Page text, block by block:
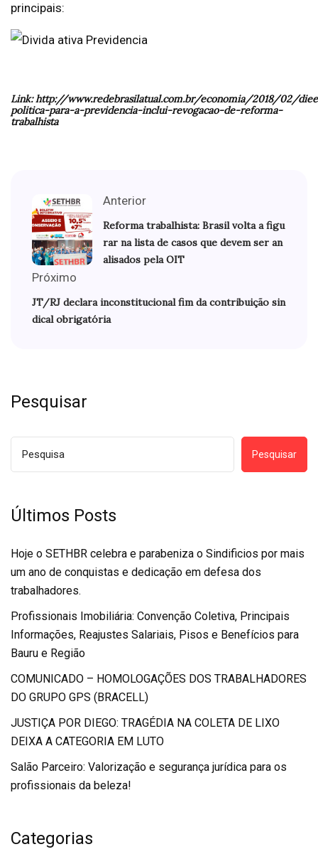
principais:
Link: http://www.redebrasilatual.com.br/economia/2018/02/
politica-para-a-previdencia-inclui-revogacao-de-reforma-
trabalhista
Anterior
Reforma trabalhista: Brasil volta a figu
rar na lista de casos que devem ser an
alisados pela OIT
Próximo
JT/RJ declara inconstitucional fim da contribuição sin
dical obrigatória
Pesquisar
Pesquisar
Últimos Posts
Hoje o SETHBR celebra e parabeniza o Sindificios por mais
um ano de conquistas e dedicação em defesa dos
trabalhadores.
Profissionais Imobiliária: Convenção Coletiva, Principais
Informações, Reajustes Salariais, Pisos e Benefícios para
Bauru e Região
COMUNICADO – HOMOLOGAÇÕES DOS TRABALHADORES
DO GRUPO GPS (BRACELL)
JUSTIÇA POR DIEGO: TRAGÉDIA NA COLETA DE LIXO
DEIXA A CATEGORIA EM LUTO
Salão Parceiro: Valorização e segurança jurídica para os
profissionais da beleza!
Categorias